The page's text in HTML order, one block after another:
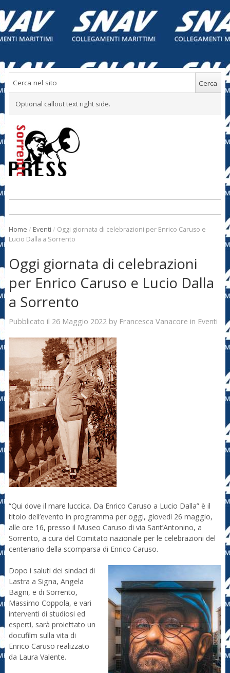
Optional callout text right side.
Home / Eventi / Oggi giornata di celebrazioni per Enrico Caruso e
Lucio Dalla a Sorrento
Oggi giornata di celebrazioni
per Enrico Caruso e Lucio Dalla
a Sorrento
Pubblicato il 26 Maggio 2022by Francesca Vanacore in Eventi
“Qui dove il mare luccica. Da Enrico Caruso a Lucio Dalla” è il
titolo dell’evento in programma per oggi, giovedì 26 maggio,
alle ore 16, presso il Museo Caruso di via Sant’Antonino, a
Sorrento, a cura del Comitato nazionale per le celebrazioni del
centenario della scomparsa di Enrico Caruso.
Dopo i saluti dei sindaci di
Lastra a Signa, Angela
Bagni, e di Sorrento,
Massimo Coppola, e vari
interventi di studiosi ed
esperti, sarà proiettato un
docufilm sulla vita di
Enrico Caruso realizzato
da Laura Valente.